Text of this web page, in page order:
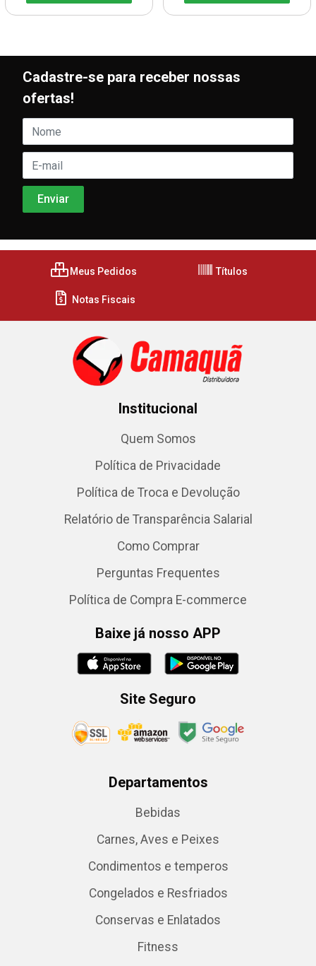
Cadastre-se para receber nossas
ofertas!
Meus Pedidos Títulos
Notas Fiscais
Institucional
Quem Somos
Política de Privacidade
Política de Troca e Devolução
Relatório de Transparência Salarial
Como Comprar
Perguntas Frequentes
Política de Compra E-commerce
Baixe já nosso APP
Site Seguro
Departamentos
Bebidas
Carnes, Aves e Peixes
Condimentos e temperos
Congelados e Resfriados
Conservas e Enlatados
Fitness